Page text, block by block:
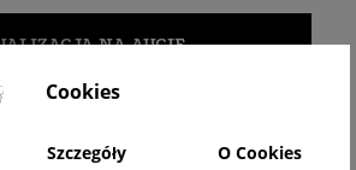
NA AUCIE
Cookies
Szczegóły O Cookies